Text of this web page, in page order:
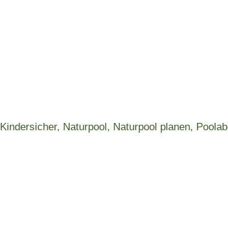
Kindersicher Naturpool Naturpool planen